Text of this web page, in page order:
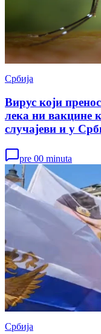
Србија
Вирус који
лека ни вакцине
случајеви и у
pre 00 minuta
Србија